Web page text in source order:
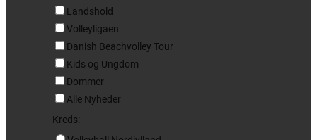
Landshold
Volleyligaen
Danish Beachvolley Tour
Kids og Ungdom
Dommer
Alle Nyheder
Kreds: